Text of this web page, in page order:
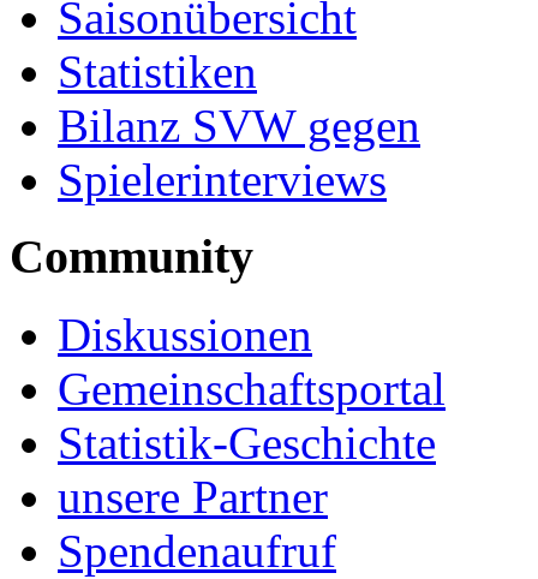
Saisonübersicht
Statistiken
Bilanz SVW gegen
Spielerinterviews
Community
Diskussionen
Gemeinschaftsportal
Statistik-Geschichte
unsere Partner
Spendenaufruf